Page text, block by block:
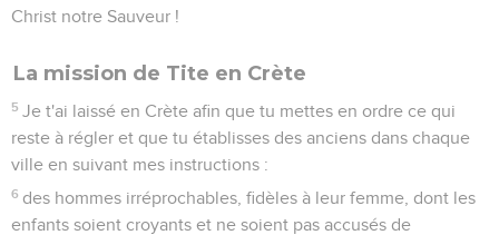
Christ notre Sauveur !
La mission de Tite en Crète
5 Je t'ai laissé en Crète afin que tu mettes en ordre ce qui
reste à régler et que tu établisses des anciens dans chaque
ville en suivant mes instructions :
6 des hommes irréprochables, fidèles à leur femme, dont les
enfants soient croyants et ne soient pas accusés de